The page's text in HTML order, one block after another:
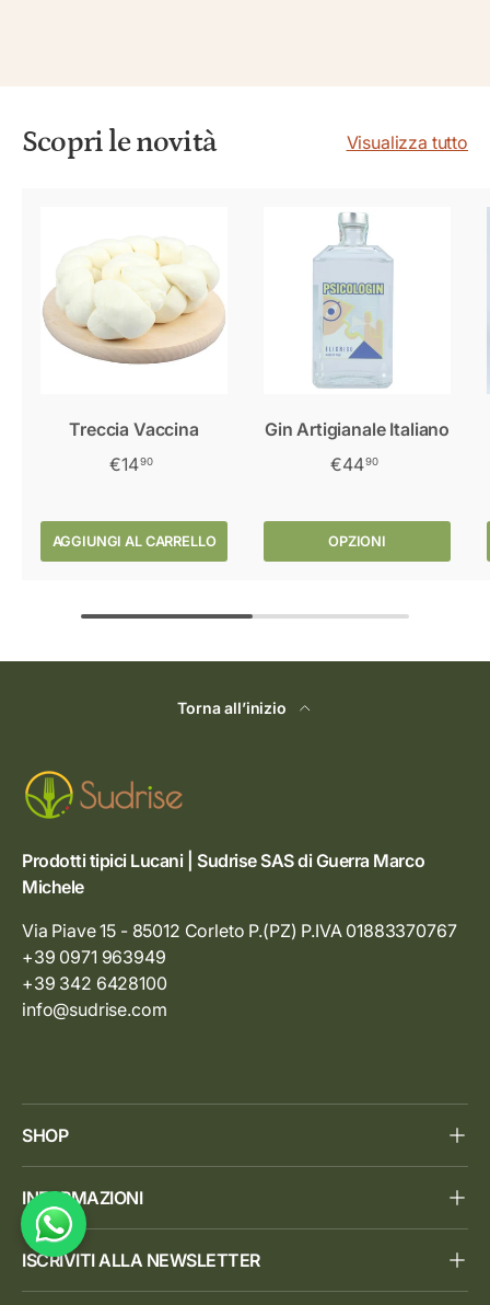
Scopri le novità Visualizza tutto
Treccia Vaccina
€1490
AGGIUNGI AL CARRELLO
Gin Artigianale Italiano
€4490
OPZIONI
Torna all’inizio
Prodotti tipici Lucani | Sudrise SAS di Guerra Marco
Michele
Via Piave 15 - 85012 Corleto P.(PZ) P.IVA 01883370767
+39 0971 963949
+39 342 6428100
info@sudrise.com
SHOP
INFORMAZIONI
ISCRIVITI ALLA NEWSLETTER